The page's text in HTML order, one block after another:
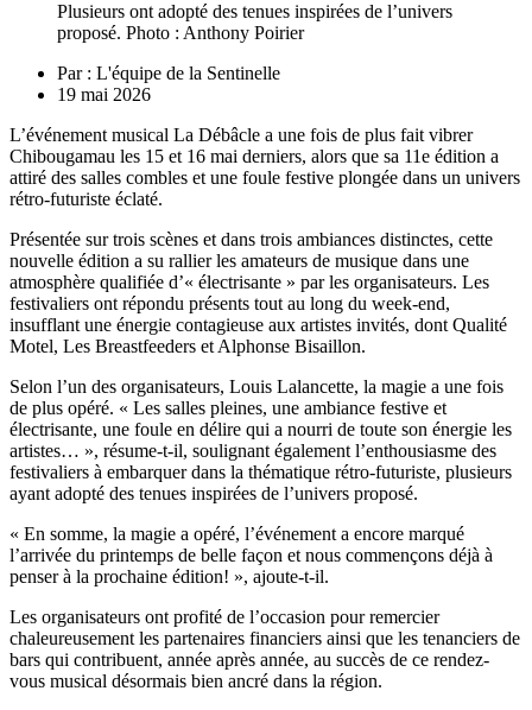
Plusieurs ont adopté des tenues inspirées de l’univers
proposé. Photo : Anthony Poirier
Par : L'équipe de la Sentinelle
19 mai 2026
L’événement musical La Débâcle a une fois de plus fait vibrer
Chibougamau les 15 et 16 mai derniers, alors que sa 11e édition a
attiré des salles combles et une foule festive plongée dans un univers
rétro-futuriste éclaté.
Présentée sur trois scènes et dans trois ambiances distinctes, cette
nouvelle édition a su rallier les amateurs de musique dans une
atmosphère qualifiée d’« électrisante » par les organisateurs. Les
festivaliers ont répondu présents tout au long du week-end,
insufflant une énergie contagieuse aux artistes invités, dont Qualité
Motel, Les Breastfeeders et Alphonse Bisaillon.
Selon l’un des organisateurs, Louis Lalancette, la magie a une fois
de plus opéré. « Les salles pleines, une ambiance festive et
électrisante, une foule en délire qui a nourri de toute son énergie les
artistes… », résume-t-il, soulignant également l’enthousiasme des
festivaliers à embarquer dans la thématique rétro-futuriste, plusieurs
ayant adopté des tenues inspirées de l’univers proposé.
« En somme, la magie a opéré, l’événement a encore marqué
l’arrivée du printemps de belle façon et nous commençons déjà à
penser à la prochaine édition! », ajoute-t-il.
Les organisateurs ont profité de l’occasion pour remercier
chaleureusement les partenaires financiers ainsi que les tenanciers de
bars qui contribuent, année après année, au succès de ce rendez-
vous musical désormais bien ancré dans la région.